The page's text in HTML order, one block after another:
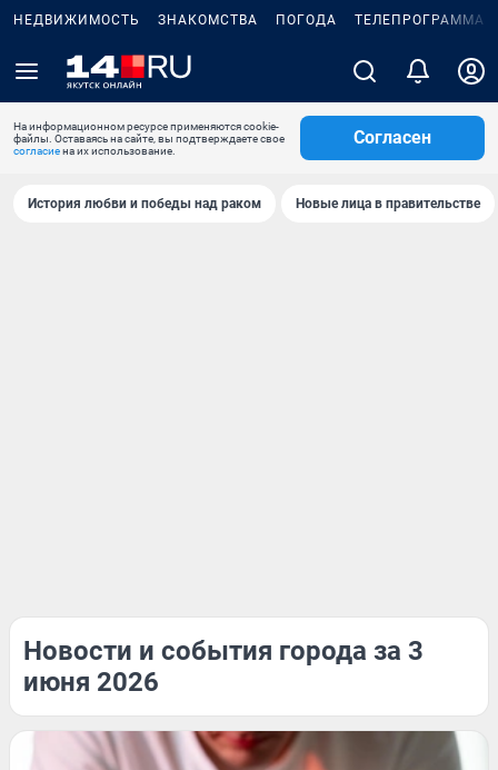
НЕДВИЖИМОСТЬ ЗНАКОМСТВА ПОГОДА ТЕЛЕПРОГРАММА
На информационном ресурсе применяются cookie-
файлы. Оставаясь на сайте, вы подтверждаете свое
согласиена их использование.
Согласен
История любви и победы над раком Новые лица в правительстве
Новости и события города за 3
июня 2026